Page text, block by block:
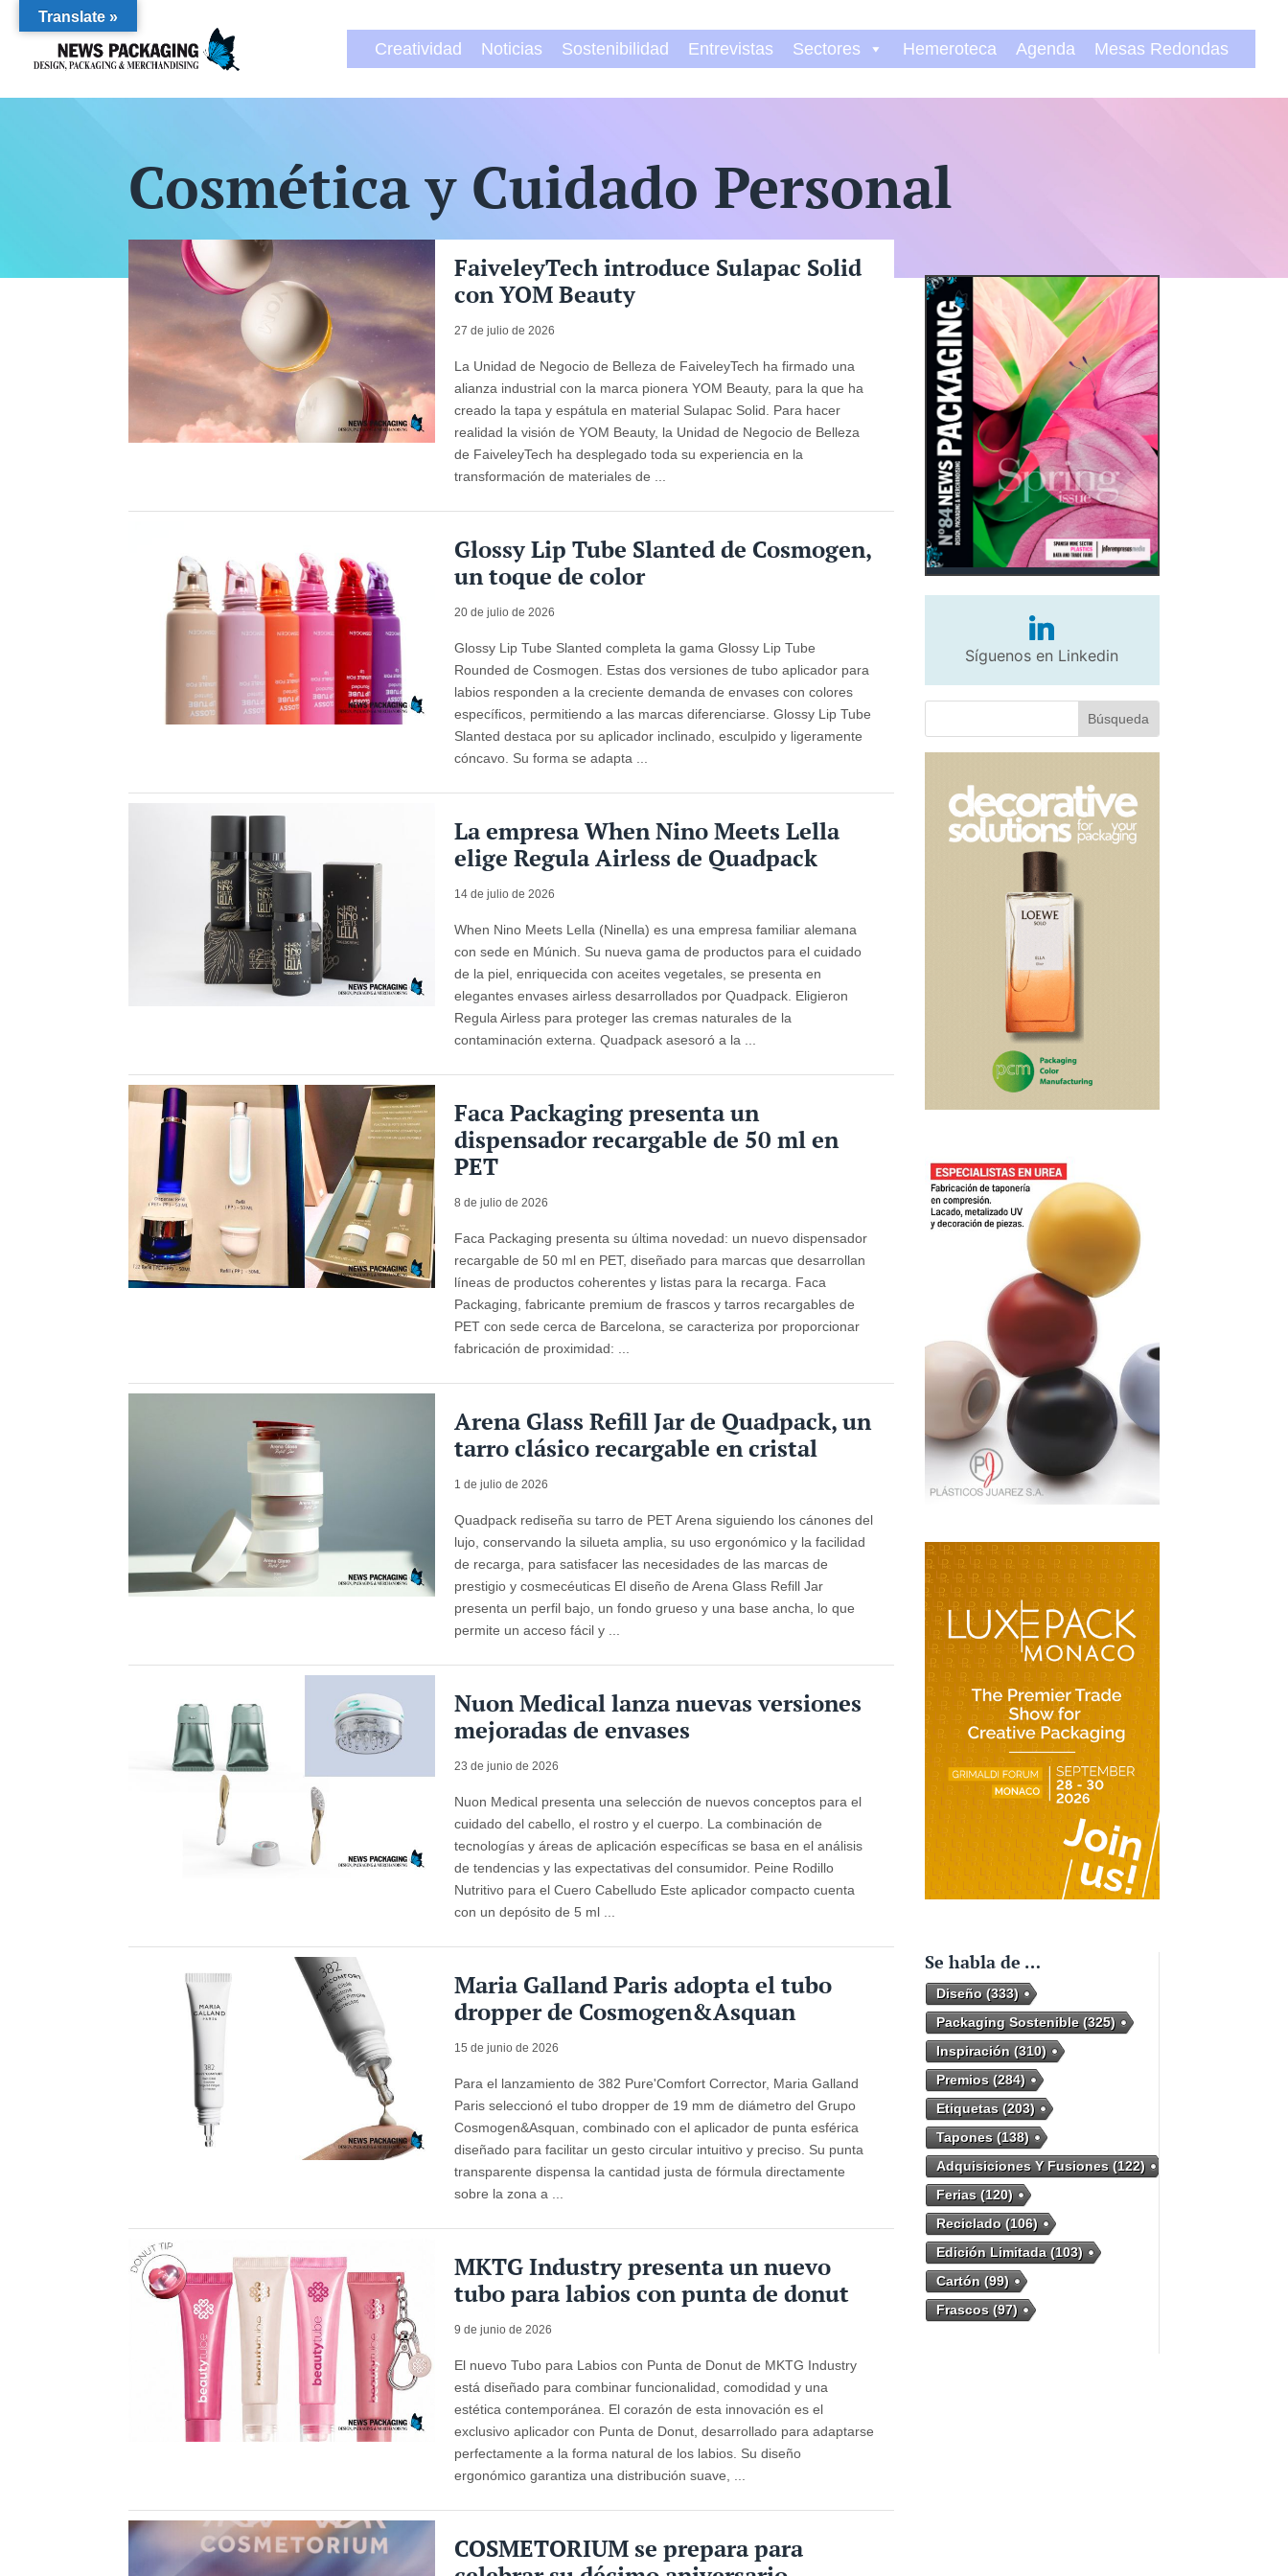
Creatividad Noticias Sostenibilidad Entrevistas Sectores Hemeroteca Agenda Mesas Redondas
Cosmética y Cuidado Personal
FaiveleyTech introduce Sulapac Solid
con YOM Beauty
27 de julio de 2026
La Unidad de Negocio de Belleza de FaiveleyTech ha firmado una
alianza industrial con la marca pionera YOM Beauty, para la que ha
creado la tapa y espátula en material Sulapac Solid. Para hacer
realidad la visión de YOM Beauty, la Unidad de Negocio de Belleza
de FaiveleyTech ha desplegado toda su experiencia en la
transformación de materiales de ...
Glossy Lip Tube Slanted de Cosmogen,
un toque de color
20 de julio de 2026
Glossy Lip Tube Slanted completa la gama Glossy Lip Tube
Rounded de Cosmogen. Estas dos versiones de tubo aplicador para
labios responden a la creciente demanda de envases con colores
específicos, permitiendo a las marcas diferenciarse. Glossy Lip Tube
Slanted destaca por su aplicador inclinado, esculpido y ligeramente
cóncavo. Su forma se adapta ...
La empresa When Nino Meets Lella
elige Regula Airless de Quadpack
14 de julio de 2026
When Nino Meets Lella (Ninella) es una empresa familiar alemana
con sede en Múnich. Su nueva gama de productos para el cuidado
de la piel, enriquecida con aceites vegetales, se presenta en
elegantes envases airless desarrollados por Quadpack. Eligieron
Regula Airless para proteger las cremas naturales de la
contaminación externa. Quadpack asesoró a la ...
Faca Packaging presenta un
dispensador recargable de 50 ml en
PET
8 de julio de 2026
Faca Packaging presenta su última novedad: un nuevo dispensador
recargable de 50 ml en PET, diseñado para marcas que desarrollan
líneas de productos coherentes y listas para la recarga. Faca
Packaging, fabricante premium de frascos y tarros recargables de
PET con sede cerca de Barcelona, ​​se caracteriza por proporcionar
fabricación de proximidad: ...
Arena Glass Refill Jar de Quadpack, un
tarro clásico recargable en cristal
1 de julio de 2026
Quadpack rediseña su tarro de PET Arena siguiendo los cánones del
lujo, conservando la silueta amplia, su uso ergonómico y la facilidad
de recarga, para satisfacer las necesidades de las marcas de
prestigio y cosmecéuticas El diseño de Arena Glass Refill Jar
presenta un perfil bajo, un fondo grueso y una base ancha, lo que
permite un acceso fácil y ...
Nuon Medical lanza nuevas versiones
mejoradas de envases
23 de junio de 2026
Nuon Medical presenta una selección de nuevos conceptos para el
cuidado del cabello, el rostro y el cuerpo. La combinación de
tecnologías y áreas de aplicación específicas se basa en el análisis
de tendencias y las expectativas del consumidor. Peine Rodillo
Nutritivo para el Cuero Cabelludo Este aplicador compacto cuenta
con un depósito de 5 ml ...
Maria Galland Paris adopta el tubo
dropper de Cosmogen&Asquan
15 de junio de 2026
Para el lanzamiento de 382 Pure'Comfort Corrector, Maria Galland
Paris seleccionó el tubo dropper de 19 mm de diámetro del Grupo
Cosmogen&Asquan, combinado con el aplicador de punta esférica
diseñado para facilitar un gesto circular intuitivo y preciso. Su punta
transparente dispensa la cantidad justa de fórmula directamente
sobre la zona a ...
MKTG Industry presenta un nuevo
tubo para labios con punta de donut
9 de junio de 2026
El nuevo Tubo para Labios con Punta de Donut de MKTG Industry
está diseñado para combinar funcionalidad, comodidad y una
estética contemporánea. El corazón de esta innovación es el
exclusivo aplicador con Punta de Donut, desarrollado para adaptarse
perfectamente a la forma natural de los labios. Su diseño
ergonómico garantiza una distribución suave, ...
COSMETORIUM se prepara para
Síguenos en Linkedin
Se habla de …
Diseño(333)
Packaging Sostenible(325)
Inspiración(310)
Premios(284)
Etiquetas(203)
Tapones(138)
Adquisiciones Y Fusiones(122)
Ferias(120)
Reciclado(106)
Edición Limitada(103)
Cartón(99)
Frascos(97)
Translate »